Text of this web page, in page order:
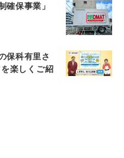
確保事業」
保科有里さ
楽しくご紹